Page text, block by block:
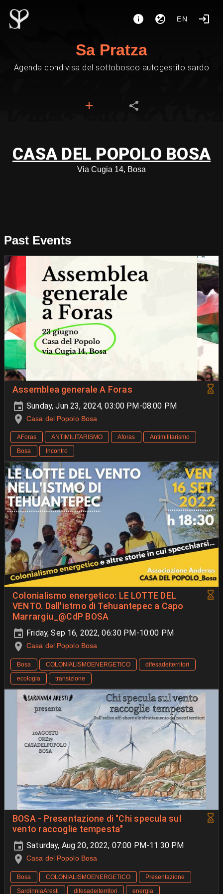
EN
Sa Pratza
Agenda condivisa del sottobosco autogestito sardo
CASA DEL POPOLO BOSA
Via Cugia 14, Bosa
Past Events
Assemblea generale A Foras
Sunday, Jun 23, 2024, 03:00 PM-08:00 PM
Casa del Popolo Bosa
AForas ANTIMILITARISMO Aforas
Antimilitarismo
Bosa
Incontro
Colonialismo energetico: LE LOTTE DEL
VENTO. Dall'istmo di Tehuantepec a Capo
Marrargiu_@CdP BOSA
Friday, Sep 16, 2022, 06:30 PM-10:00 PM
Casa del Popolo Bosa
Bosa COLONIALISMOENERGETICO
difesadeiterritori
ecologia
transizione
BOSA - Presentazione di "Chi specula sul
vento raccoglie tempesta"
Saturday, Aug 20, 2022, 07:00 PM-11:30 PM
Casa del Popolo Bosa
Bosa COLONIALISMOENERGETICO
Presentazione
SardinniaAresti
difesadeiterritori energia